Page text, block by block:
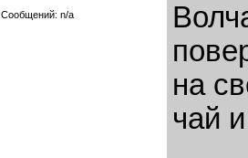
Сообщений: n/a
на
чай